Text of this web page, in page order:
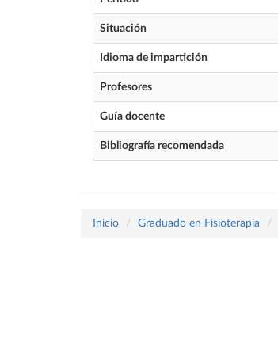
Situación
Idioma de impartición
Profesores
Guía docente
Bibliografía recomendada
Inicio Graduado en Fisioterapia